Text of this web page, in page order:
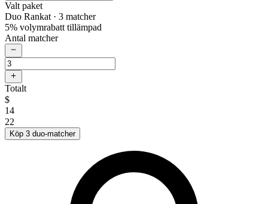
Valt paket
Duo Rankat · 3 matcher
5% volymrabatt tillämpad
Antal matcher
Totalt
$
14
22
Köp 3 duo-matcher